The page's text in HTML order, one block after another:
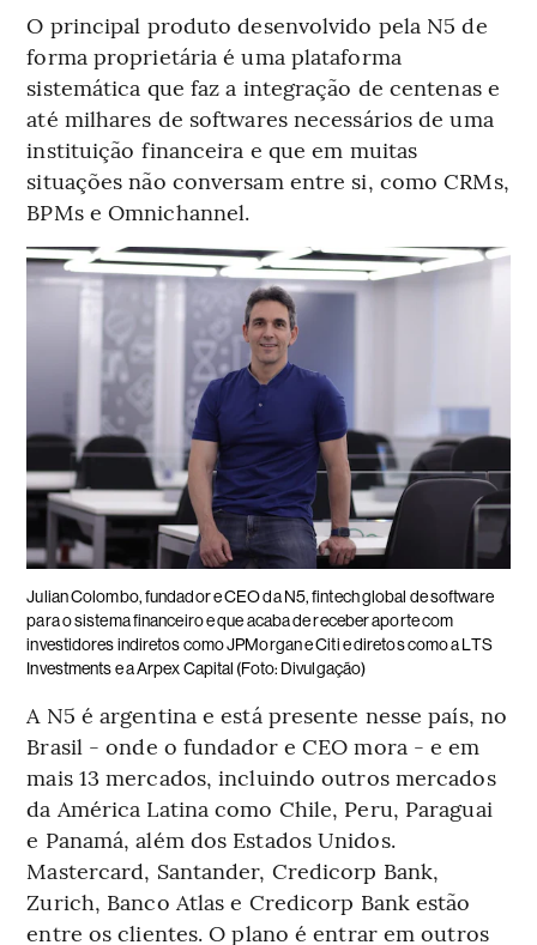
O principal produto desenvolvido pela N5 de
forma proprietária é uma plataforma
sistemática que faz a integração de centenas e
até milhares de softwares necessários de uma
instituição financeira e que em muitas
situações não conversam entre si, como CRMs,
BPMs e Omnichannel.
Julian Colombo, fundador e CEO da N5, fintech global de software
para o sistema financeiro e que acaba de receber aporte com
investidores indiretos como JPMorgan e Citi e diretos como a LTS
Investments e a Arpex Capital (Foto: Divulgação)
A N5 é argentina e está presente nesse país, no
Brasil - onde o fundador e CEO mora - e em
mais 13 mercados, incluindo outros mercados
da América Latina como Chile, Peru, Paraguai
e Panamá, além dos Estados Unidos.
Mastercard, Santander, Credicorp Bank,
Zurich, Banco Atlas e Credicorp Bank estão
entre os clientes. O plano é entrar em outros